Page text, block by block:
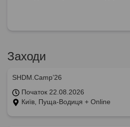
Заходи
SHDM.Camp’26
Початок 22.08.2026
Київ, Пуща-Водиця + Online